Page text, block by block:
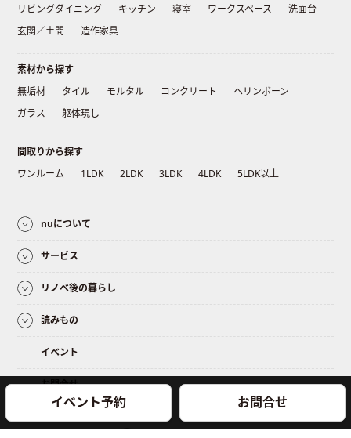
イベント予約 お問合せ
リビングダイニング
キッチン 寝室 ワークスペース
洗面台
玄関／土間
造作家具
素材から探す
無垢材
タイル モルタル コンクリート
ヘリンボーン
ガラス
躯体現し
間取りから探す
ワンルーム
1LDK 2LDK 3LDK 4LDK 5LDK以上
nuについて
サービス
リノベ後の暮らし
読みもの
イベント
お問合せ